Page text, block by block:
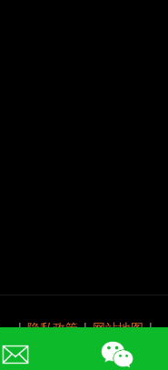
。 |隐私政策|网站地图|
号-1